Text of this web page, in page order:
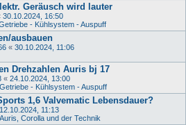
Geräusch wird lauter
30.10.2024, 16:50
- Kühlsystem - Auspuff
ausbauen
« 30.10.2024, 11:06
Drehzahlen Auris bj 17
« 24.10.2024, 13:00
- Kühlsystem - Auspuff
1,6 Valvematic Lebensdauer?
12.10.2024, 11:13
Corolla und der Technik